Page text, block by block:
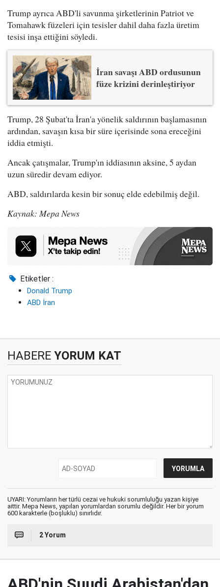
Trump ayrıca ABD'li savunma şirketlerinin Patriot ve
Tomahawk füzeleri için tesisler dahil daha fazla üretim
tesisi inşa ettiğini söyledi.
İran savaşı ABD ordusunun
füze krizini derinleştiriyor
Trump, 28 Şubat'ta İran'a yönelik saldırının başlamasının
ardından, savaşın kısa bir süre içerisinde sona ereceğini
iddia etmişti.
Ancak çatışmalar, Trump'ın iddiasının aksine, 5 aydan
uzun süredir devam ediyor.
ABD, saldırılarda kesin bir sonuç elde edebilmiş değil.
Kaynak: Mepa News
Etiketler :
Donald Trump
ABD İran
HABERE YORUM KAT
UYARI: Yorumların her türlü cezai ve hukuki sorumluluğu yazan kişiye
aittir. Mepa News, yapılan yorumlardan sorumlu değildir. Her bir yorum
600 karakterle (boşluklu) sınırlıdır.
2 Yorum